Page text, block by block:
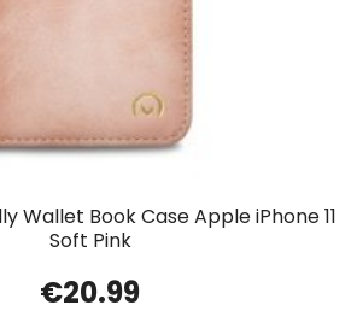
Wallet Book Case Apple iPhone 11
Soft Pink
€20.99